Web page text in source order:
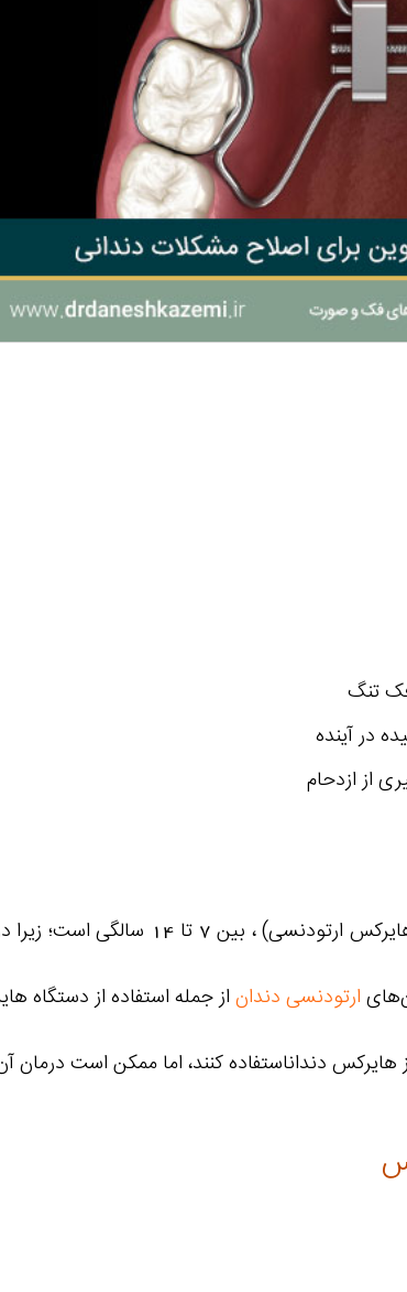
تنگ
در آینده
از ازدحام
بهترین سن استفاده از وسیع‌کننده
ارتودنسی دندان از جمله استفاده از دستگاه
هایرکس دنداناستفاده کنند، اما ممکن است